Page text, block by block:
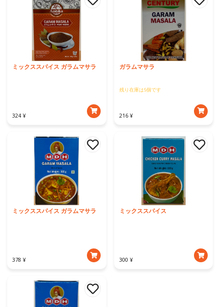
ミックススパイス ガラムマサラ
324 ¥
ガラムマサラ
残り在庫は5個です
216 ¥
ミックススパイス ガラムマサラ
378 ¥
ミックススパイス
300 ¥